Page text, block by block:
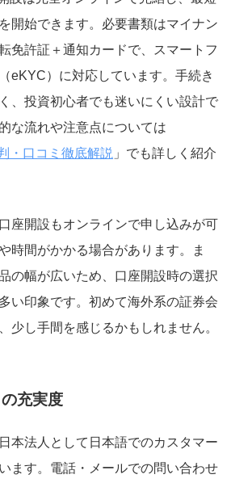
開始できます。必要書類はマイナン
免許証＋通知カードで、スマートフ
eKYC）に対応しています。手続き
、投資初心者でも迷いにくい設計で
な流れや注意点については
・口コミ徹底解説 」でも詳しく紹介
座開設もオンラインで申し込みが可
時間がかかる場合があります。ま
の幅が広いため、口座開設時の選択
い印象です。初めて海外系の証券会
少し手間を感じるかもしれません。
充実度
本法人として日本語でのカスタマー
ます。電話・メールでの問い合わせ